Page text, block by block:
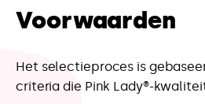
e
Voorwaarden
Het selectieproces is
criteria die Pink Lady®-